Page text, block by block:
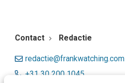
Contact Redactie
redactie@frankwatching.com
+31 30 200 1045